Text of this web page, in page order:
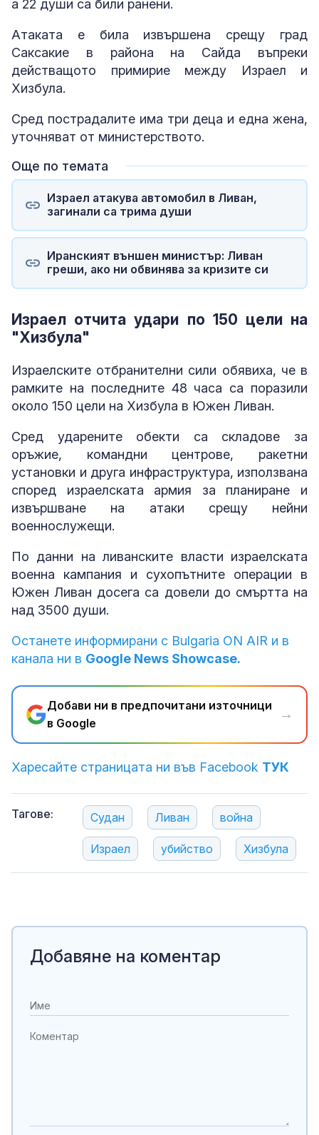
а 22 души са били ранени.
Атаката е била извършена срещу град
Саксакие в района на Сайда въпреки
действащото примирие между Израел и
Хизбула.
Сред пострадалите има три деца и една жена,
уточняват от министерството.
Още по темата
Израел атакува автомобил в Ливан,
загинали са трима души
Иранският външен министър: Ливан
греши, ако ни обвинява за кризите си
Израел отчита удари по 150 цели на
"Хизбула"
Израелските отбранителни сили обявиха, че в
рамките на последните 48 часа са поразили
около 150 цели на Хизбула в Южен Ливан.
Сред ударените обекти са складове за
оръжие, командни центрове, ракетни
установки и друга инфраструктура, използвана
според израелската армия за планиране и
извършване на атаки срещу нейни
военнослужещи.
По данни на ливанските власти израелската
военна кампания и сухопътните операции в
Южен Ливан досега са довели до смъртта на
над 3500 души.
Останете информирани с Bulgaria ON AIR и в
канала ни в Google News Showcase.
Добави ни в предпочитани източници
в Google
→
Харесайте страницата ни във Facebook ТУК
Тагове: Судан Ливан война
Израел убийство Хизбула
Добавяне на коментар